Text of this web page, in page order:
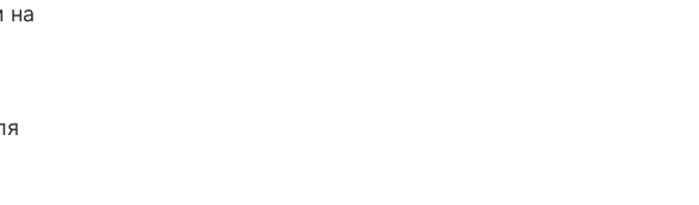
на